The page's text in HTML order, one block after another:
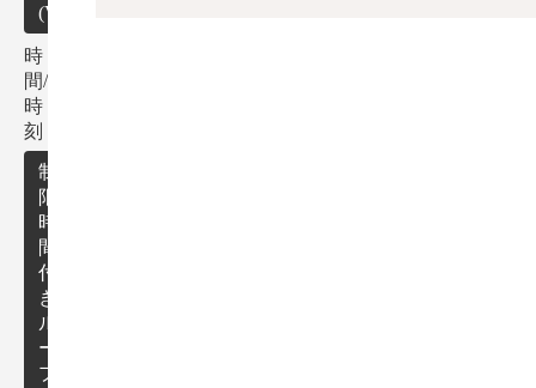
幾
何
そ
の
他
幾
何
ア
ル
ゴ
リ
ズ
ム
循
環
検
出
連
立
一
次
方
式
数・
整数
の関
数・
定理
素
数
組
み
合
わ
せ
の
(Vector)
文
字
列
検
索
回
文
圧
縮
時
間/
時
刻
制
限
時
間
付
き
ル
ー
プ